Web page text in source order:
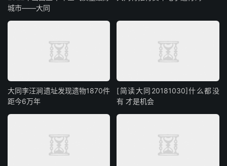
城市——大同
大同李汪涧遗址发现遗物1870件
距今6万年
[简读大同20181030]什么都没
有 才是机会